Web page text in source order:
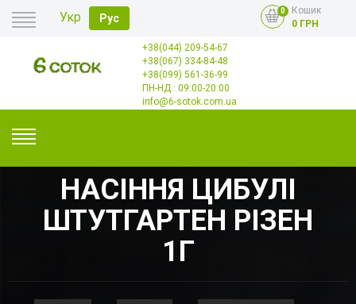
Укр Рус
0
Кошик
0 ГРН
Головна
Оплата
Доставка
+38(044) 209-54-67
+38(067) 334-84-48
+38(099) 561-36-99
ПН-НД : 09:00-20:00
info@6-sotok.com.ua
НАСІННЯ ЦИБУЛІ
ШТУТГАРТЕН РІЗЕН
1Г